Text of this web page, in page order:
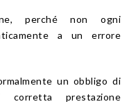
perché non ogni
a un errore
un obbligo di
prestazione